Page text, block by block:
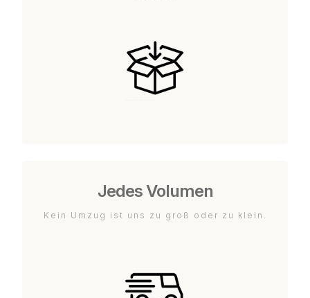
Jedes Volumen
Kein Umzug ist uns zu groß oder zu klein.